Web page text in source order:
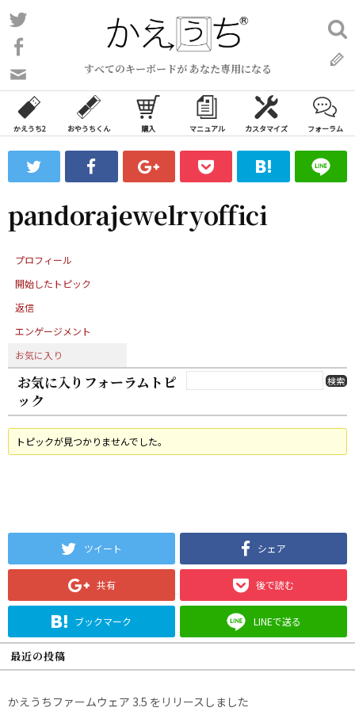
コ
ン
ン
ツ
ス
ッ
すべてのキーボードが あなた専用になる
い
合
わ
フ
ォ
ム
検
索:
かえうち2 おやうちくん 購入 マニュアル カスタマイズ フォーラム
pandorajewelryoffici
プロフィール
開始したトピック
返信
エンゲージメント
お気に入り
お気に入りフォーラムトピ
ック
トピックが見つかりませんでした。
ツイート シェア
共有 後で読む
ブックマーク LINEで送る
最近の投稿
かえうちファームウェア 3.5 をリリースしました